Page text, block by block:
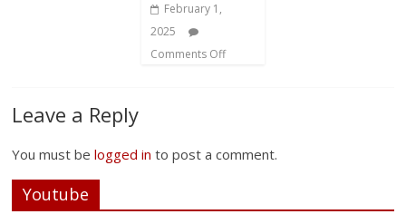
February 1,
2025
Comments Off
Leave a Reply
You must belogged in to post a comment.
Youtube